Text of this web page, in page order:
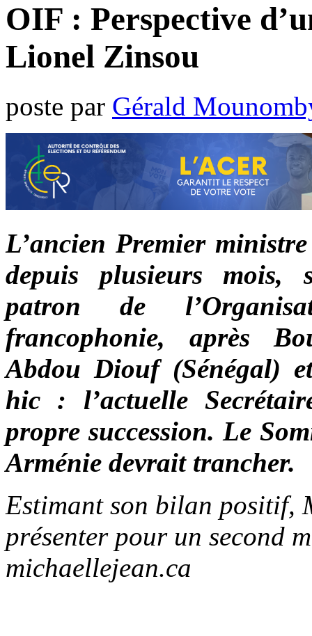
OIF : Perspective
Lionel Zinsou
poste par Gérald
L’ancien Premier
depuis plusieurs mois,
patron de
francophonie, après
Abdou Diouf (Sénégal)
hic : l’actuelle
propre succession. Le
Arménie devrait trancher.
Estimant son bilan positif,
présenter pour un second
michaellejean.ca